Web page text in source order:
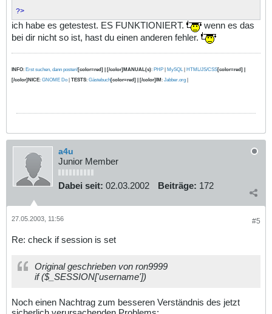
?>
ich habe es getestest. ES FUNKTIONIERT.
wenn es das
bei dir nicht so ist, hast du einen anderen fehler.
INFO: Erst suchen, dann posten![color=red] | [/color]MANUAL(s): PHP MySQL| HTML/JS/CSS[color=red] |
[/color]NICE: GNOME Do TESTS: Gästebuch[color=red] | [/color]IM : Jabber.org
a4u
Junior Member
Dabei seit: 02.03.2002 Beiträge: 172
#5
27.05.2003, 11:56
Re: check if session is set
Original geschrieben von ron9999
if ($_SESSION['username'])
Noch einen Nachtrag zum besseren Verständnis des jetzt